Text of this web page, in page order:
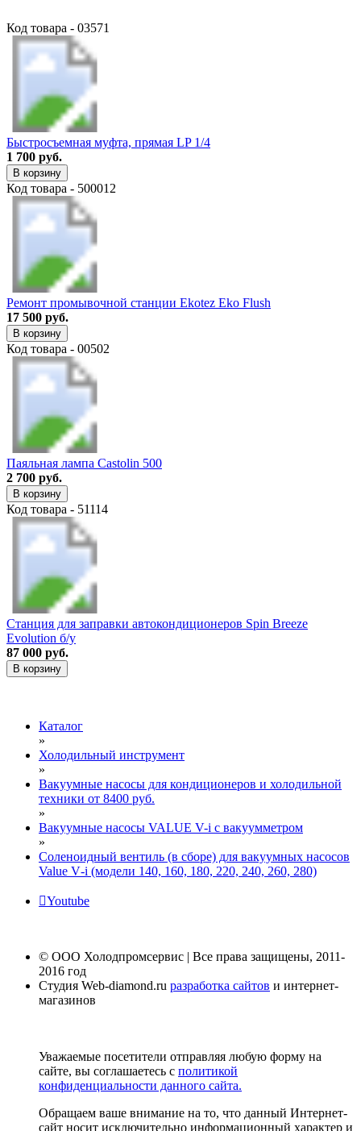
Код товара - 03571
Быстросъемная муфта, прямая LP 1/4
1 700 руб.
В корзину
Код товара - 500012
Ремонт промывочной станции Ekotez Eko Flush
17 500 руб.
В корзину
Код товара - 00502
Паяльная лампа Castolin 500
2 700 руб.
В корзину
Код товара - 51114
Станция для заправки автокондиционеров Spin Breeze
Evolution б/у
87 000 руб.
В корзину
Каталог
»
Холодильный инструмент
»
Вакуумные насосы для кондиционеров и холодильной
техники от 8400 руб.
»
Вакуумные насосы VALUE V-i с вакуумметром
»
Соленоидный вентиль (в сборе) для вакуумных насосов
Value V‑i (модели 140, 160, 180, 220, 240, 260, 280)
Youtube
© ООО Холодпромсервис | Все права защищены, 2011-
2016 год
Студия Web-diamond.ru разработка сайтов и интернет-
магазинов
Уважаемые посетители отправляя любую форму на
сайте, вы соглашаетесь с политикой
конфиденциальности данного сайта.
Обращаем ваше внимание на то, что данный Интернет-
сайт носит исключительно информационный характер и